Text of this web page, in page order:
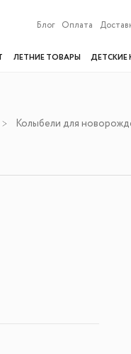
Блог Оплата
ЛЕТНИЕ ТОВАРЫ ДЕТСКИЕ
Колыбели для